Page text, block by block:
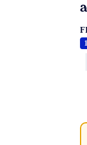
1